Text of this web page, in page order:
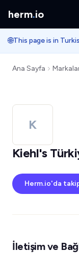
herm.io
🌐This page is in
Ana Sayfa
K
Kiehl's
Herm.io'da
İletişim ve